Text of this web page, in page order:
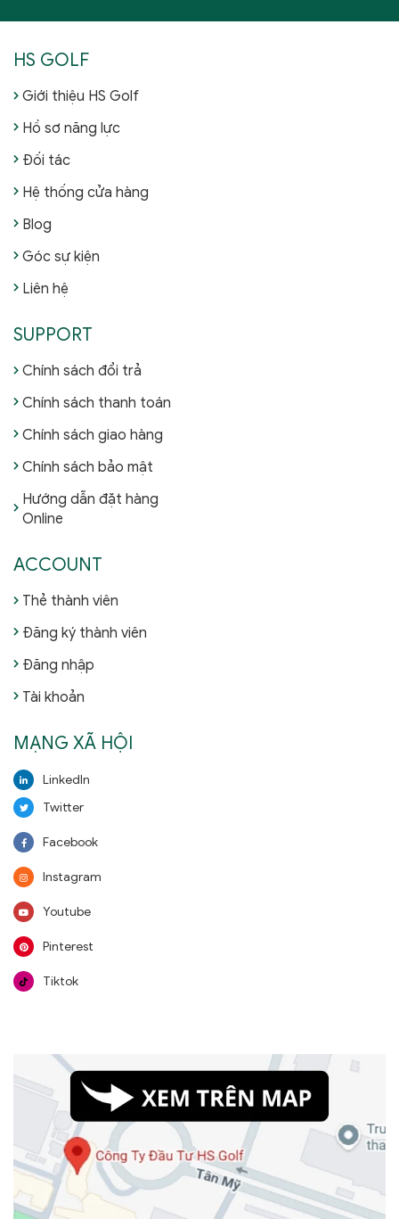
HS GOLF
Giới thiệu HS Golf
Hồ sơ năng lực
Đối tác
Hệ thống cửa hàng
Blog
Góc sự kiện
Liên hệ
SUPPORT
Chính sách đổi trả
Chính sách thanh toán
Chính sách giao hàng
Chính sách bảo mật
Hướng dẫn đặt hàng
Online
ACCOUNT
Thẻ thành viên
Đăng ký thành viên
Đăng nhập
Tài khoản
MẠNG XÃ HỘI
LinkedIn
Twitter
Facebook
Instagram
Youtube
Pinterest
Tiktok